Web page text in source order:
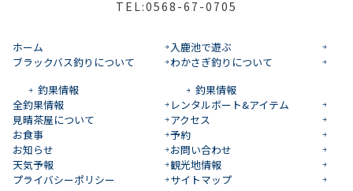
TEL:0568-67-0705
ホーム
入鹿池で遊ぶ
ブラックバス釣りについて
釣果情報
わかさぎ釣りについて
釣果情報
全釣果情報
レンタルボート&アイテム
見晴茶屋について
アクセス
お食事
予約
お知らせ
お問い合わせ
天気予報
観光地情報
プライバシーポリシー
サイトマップ